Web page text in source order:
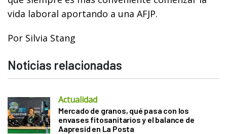
vida laboral aportando a una AFJP.
Por Silvia Stang
Noticias relacionadas
Actualidad
Mercado de granos, qué pasa con los
envases fitosanitarios y el balance de
Aapresid en La Posta